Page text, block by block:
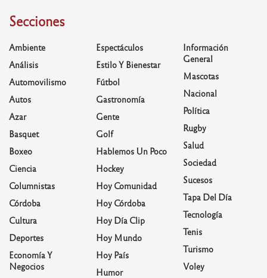
Secciones
Ambiente
Análisis
Automovilismo
Autos
Azar
Basquet
Boxeo
Ciencia
Columnistas
Córdoba
Cultura
Deportes
Economía Y
Negocios
Espectáculos
Estilo Y Bienestar
Fútbol
Gastronomía
Gente
Golf
Hablemos Un Poco
Hockey
Hoy Comunidad
Hoy Córdoba
Hoy Día Clip
Hoy Mundo
Hoy País
Humor
Información
General
Mascotas
Nacional
Política
Rugby
Salud
Sociedad
Sucesos
Tapa Del Día
Tecnología
Tenis
Turismo
Voley